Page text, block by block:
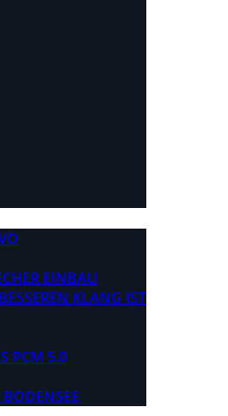
EINBAU
KLANG IST
PCM 5.0